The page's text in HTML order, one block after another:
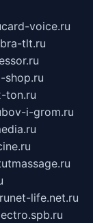
card-voice.ru
tlt.ru
shop.ru
ton.ru
i-grom.ru
net-life.net.ru